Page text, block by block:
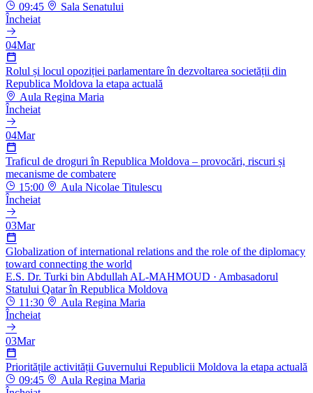
09:45
Sala Senatului
Încheiat
04Mar
Rolul și locul opoziției parlamentare în dezvoltarea societății din
Republica Moldova la etapa actuală
Aula Regina Maria
Încheiat
04Mar
Traficul de droguri în Republica Moldova – provocări, riscuri și
mecanisme de combatere
15:00
Aula Nicolae Titulescu
Încheiat
03Mar
Globalization of international relations and the role of the diplomacy
toward connecting the world
E.S. Dr. Turki bin Abdullah AL-MAHMOUD · Ambasadorul
Statului Qatar în Republica Moldova
11:30
Aula Regina Maria
Încheiat
03Mar
Prioritățile activității Guvernului Republicii Moldova la etapa actuală
09:45
Aula Regina Maria